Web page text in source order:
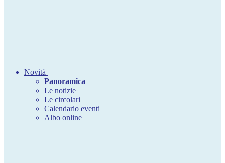
Novità
Panoramica
Le notizie
Le circolari
Calendario eventi
Albo online